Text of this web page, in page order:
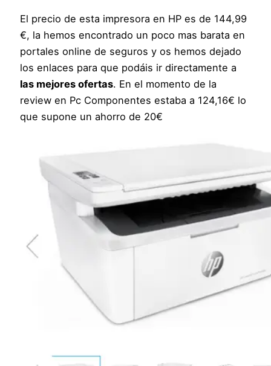
El precio de esta impresora en HP es de 144,99
€, la hemos encontrado un poco mas barata en
portales online de seguros y os hemos dejado
los enlaces para que podáis ir directamente a
las mejores ofertas. En el momento de la
review en Pc Componentes estaba a 124,16€ lo
que supone un ahorro de 20€